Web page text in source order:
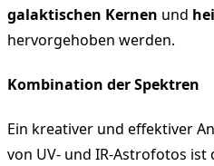
galaktischen Kernen und
hervorgehoben werden.
Kombination der Spektren
Ein kreativer und effektiver
von UV- und IR-Astrofotos ist